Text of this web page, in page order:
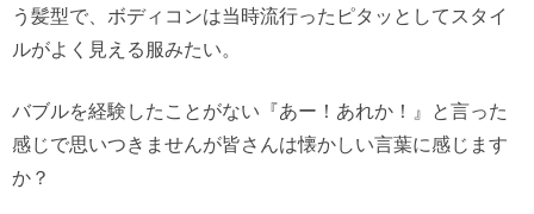
う髪型で、ボディコンは当時流行ったピタッとしてスタイ
ルがよく見える服みたい。
バブルを経験したことがない『あー！あれか！』と言った
感じで思いつきませんが皆さんは懐かしい言葉に感じます
か？